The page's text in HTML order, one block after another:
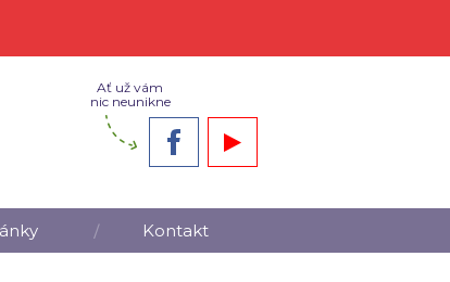
Ať už vám
nic neunikne
Kontakt